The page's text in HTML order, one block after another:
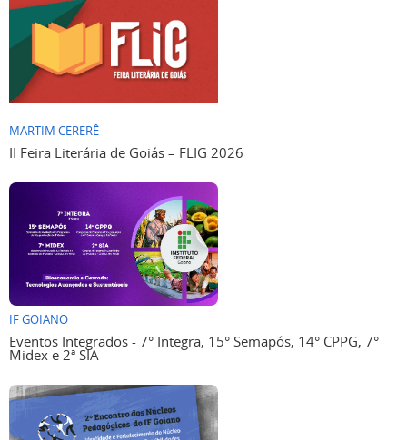
MARTIM CERERÊ
II Feira Literária de Goiás – FLIG 2026
IF GOIANO
Eventos Integrados - 7° Integra, 15° Semapós, 14° CPPG, 7°
Midex e 2ª SIA